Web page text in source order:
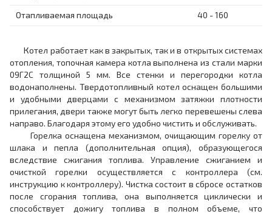
Отапливаемая площадь
40 - 160
Котел работает как в закрытых, так и в открытых системах
отопления, топочная камера котла выполнена из стали марки
09Г2С толщиной 5 мм. Все стенки и перегородки котла
водонаполнены. Твердотопливный котел оснащен большими
и удобными дверцами с механизмом затяжки плотности
прилегания, двери также могут быть легко перевешены слева
направо. Благодаря этому его удобно чистить и обслуживать.
Горелка оснащена механизмом, очищающим горелку от
шлака и пепла (дополнительная опция), образующегося
вследствие сжигания топлива. Управление сжиганием и
очисткой горелки осуществляется с контроллера (см.
инструкцию к контроллеру). Чистка состоит в сбросе остатков
после сгорания топлива, она выполняется циклически и
способствует дожигу топлива в полном объеме, что